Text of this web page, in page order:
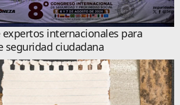
internacionales para
seguridad ciudadana